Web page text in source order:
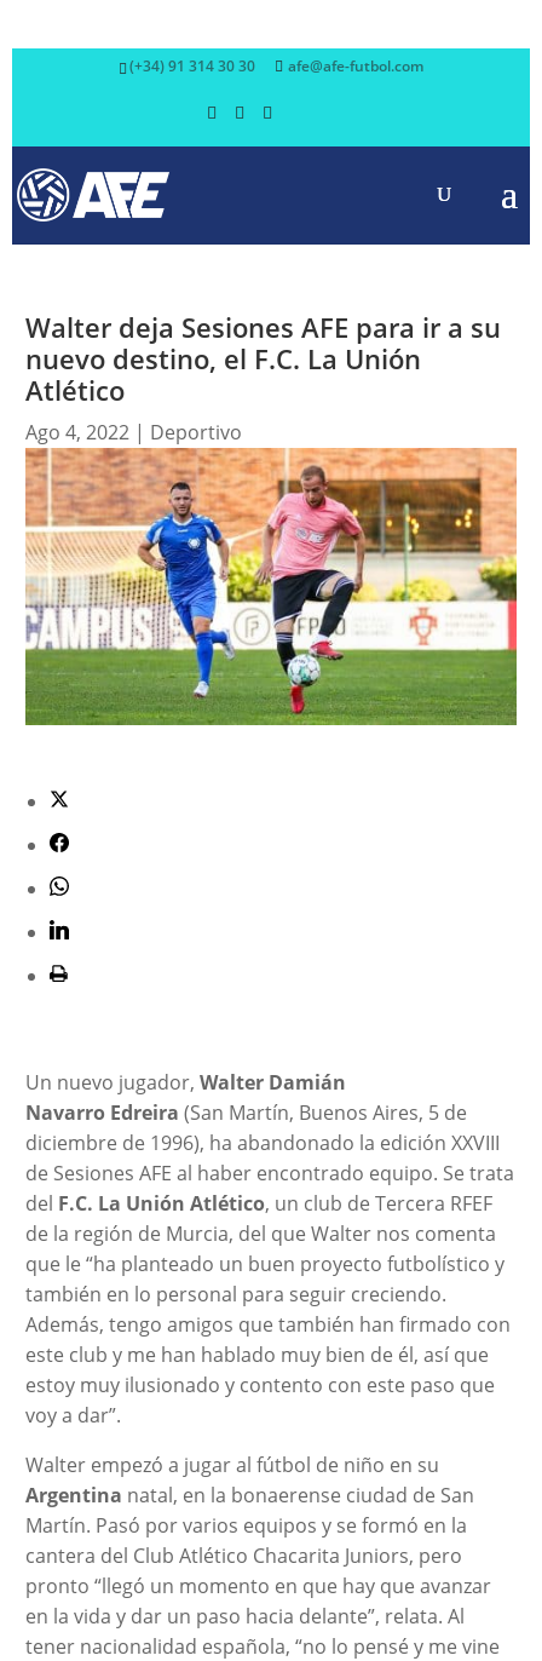
(+34) 91 314 30 30 afe@afe-futbol.com
Walter deja Sesiones AFE para ir a su
nuevo destino, el F.C. La Unión
Atlético
Ago 4, 2022| Deportivo
Un nuevo jugador, Walter Damián
Navarro Edreira (San Martín, Buenos Aires, 5 de
diciembre de 1996), ha abandonado la edición XXVIII
de Sesiones AFE al haber encontrado equipo. Se trata
del F.C. La Unión Atlético, un club de Tercera RFEF
de la región de Murcia, del que Walter nos comenta
que le “ha planteado un buen proyecto futbolístico y
también en lo personal para seguir creciendo.
Además, tengo amigos que también han firmado con
este club y me han hablado muy bien de él, así que
estoy muy ilusionado y contento con este paso que
voy a dar”.
Walter empezó a jugar al fútbol de niño en su
Argentina natal, en la bonaerense ciudad de San
Martín. Pasó por varios equipos y se formó en la
cantera del Club Atlético Chacarita Juniors, pero
pronto “llegó un momento en que hay que avanzar
en la vida y dar un paso hacia delante”, relata. Al
tener nacionalidad española, “no lo pensé y me vine